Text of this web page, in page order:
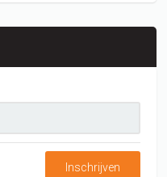
Inschrijven